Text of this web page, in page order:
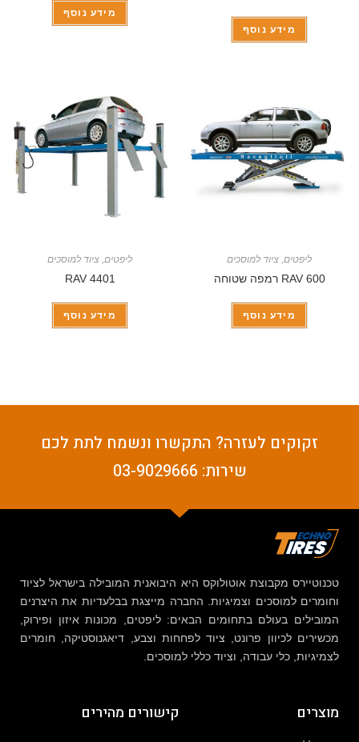
מידע נוסף
מידע נוסף
ליפטים, ציוד למוסכים
RAV 600 רמפה שטוחה
מידע נוסף
ליפטים, ציוד למוסכים
RAV 4401
מידע נוסף
זקוקים לעזרה? התקשרו ונשמח לתת לכם
שירות: 03-9029666
טכנוטיירס מקבוצת אוטולוקס היא היבואנית המובילה בישראל לציוד
וחומרים למוסכים וצמיגיות. החברה מייצגת בבלעדיות את היצרנים
המובילים בעולם בתחומים הבאים: ליפטים, מכונות איזון ופירוק,
מכשירים לכיוון פרונט, ציוד לפחחות וצבע, דיאגנוסטיקה, חומרים
לצמיגיות, כלי עבודה, וציוד כללי למוסכים.
מוצרים קישורים מהירים